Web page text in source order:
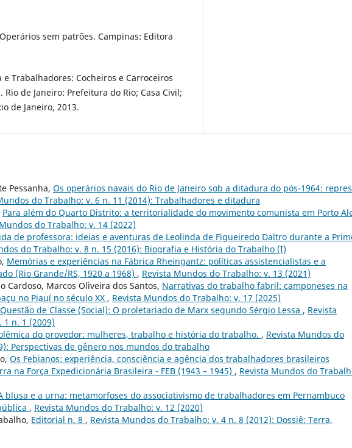
sem patrões. Campinas: Editora
e Trabalhadores: Cocheiros e Carroceiros
Rio de Janeiro: Prefeitura do Rio; Casa Civil;
de Janeiro, 2013.
Pessanha, Os operários navais do Rio de Janeiro sob a ditadura do pós-1964:
do Trabalho: v. 6 n. 11 (2014): Trabalhadores e ditadura
Para além do Quarto Distrito: a territorialidade do movimento comunista em Porto
do Trabalho: v. 14 (2022)
de professora: ideias e aventuras de Leolinda de Figueiredo Daltro durante a
do Trabalho: v. 8 n. 15 (2016): Biografia e História do Trabalho (I)
Memórias e experiências na Fábrica Rheingantz: políticas assistencialistas e a
(Rio Grande/RS, 1920 a 1968) , Revista Mundos do Trabalho: v. 13 (2021)
Cardoso, Marcos Oliveira dos Santos, Narrativas do trabalho fabril: camponeses na
no Piauí no século XX , Revista Mundos do Trabalho: v. 17 (2025)
Questão de Classe (Social): O proletariado de Marx segundo Sérgio Lessa , Revista
1 n. 1 (2009)
do provedor: mulheres, trabalho e história do trabalho. , Revista Mundos do
Perspectivas de gênero nos mundos do trabalho
Os Febianos: experiência, consciência e agência dos trabalhadores brasileiros
na Força Expedicionária Brasileira - FEB (1943 – 1945) , Revista Mundos do
blusa e a urna: metamorfoses do associativismo de trabalhadores em Pernambuco
, Revista Mundos do Trabalho: v. 12 (2020)
Editorial n. 8 , Revista Mundos do Trabalho: v. 4 n. 8 (2012): Dossiê: Terra,